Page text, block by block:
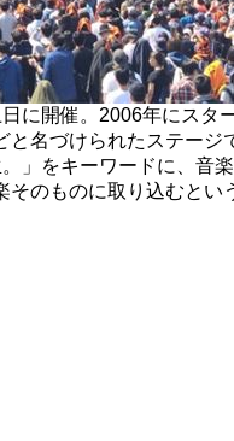
に開催。2006年にスタ
と名づけられたステー
」をキーワードに、音
のものに取り込むと